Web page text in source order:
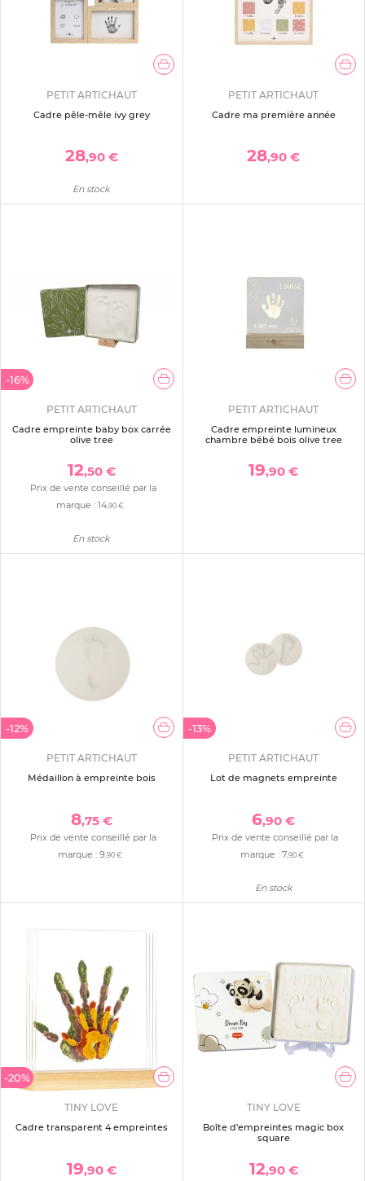
PETIT ARTICHAUT
Cadre pêle-mêle ivy grey
28,90 €
En stock
PETIT ARTICHAUT
Cadre ma première année
28,90 €
-16%
PETIT ARTICHAUT
Cadre empreinte baby box carrée
olive tree
12,50 €
Prix de vente conseillé par la
marque : 14,90 €
En stock
PETIT ARTICHAUT
Cadre empreinte lumineux
chambre bébé bois olive tree
19,90 €
-12%
PETIT ARTICHAUT
Médaillon à empreinte bois
8,75 €
Prix de vente conseillé par la
marque : 9 ,90 €
-13%
PETIT ARTICHAUT
Lot de magnets empreinte
6,90 €
Prix de vente conseillé par la
marque : 7,90 €
En stock
-20%
TINY LOVE
Cadre transparent 4 empreintes
19,90 €
TINY LOVE
Boîte d'empreintes magic box
square
12,90 €